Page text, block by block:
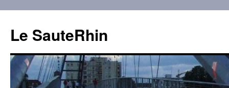
contenu
Le SauteRhin